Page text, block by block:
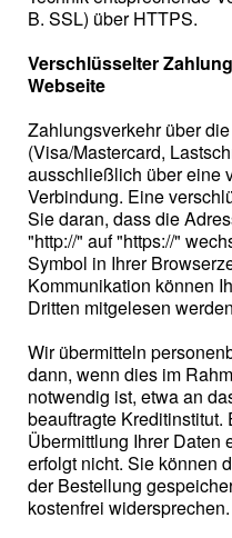
B. SSL) über HTTPS.
Verschlüsselter
Webseite
Zahlungsverkehr über
(Visa/Mastercard,
ausschließlich über eine
Verbindung. Eine
Sie daran, dass die
"http://" auf "https://"
Symbol in Ihrer
Kommunikation können
Dritten mitgelesen
Wir übermitteln
dann, wenn dies im
notwendig ist, etwa an
beauftragte
Übermittlung Ihrer Daten
erfolgt nicht. Sie können
der Bestellung
kostenfrei widersprechen.